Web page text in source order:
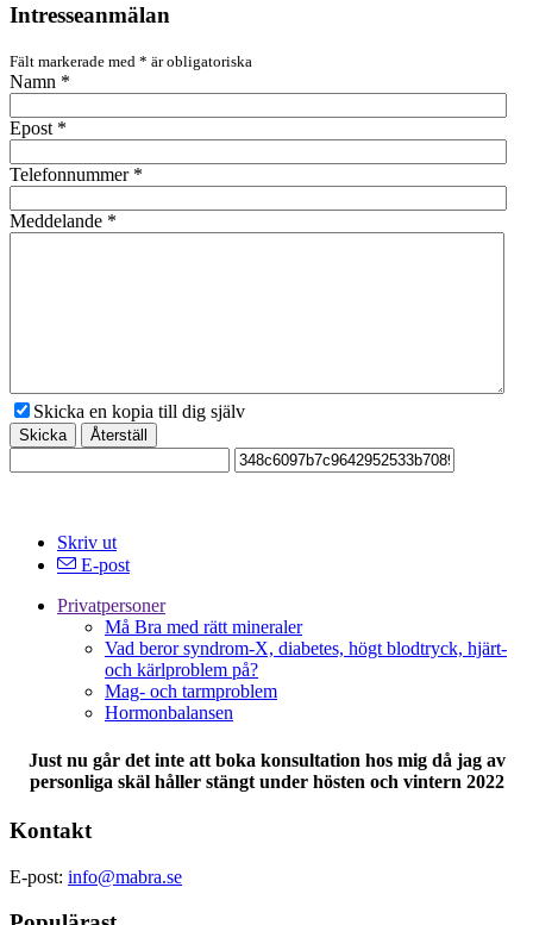
Intresseanmälan
Fält markerade med * är obligatoriska
Namn *
Epost *
Telefonnummer *
Meddelande *
Skicka en kopia till dig själv
Skicka Återställ
Skriv ut
E-post
Privatpersoner
Må Bra med rätt mineraler
Vad beror syndrom-X, diabetes, högt blodtryck, hjärt-
och kärlproblem på?
Mag- och tarmproblem
Hormonbalansen
Just nu går det inte att boka konsultation hos mig då jag av
personliga skäl håller stängt under hösten och vintern 2022
Kontakt
E-post: info@mabra.se